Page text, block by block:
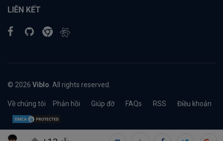
LIÊN KẾT
© 2026 Viblo . All rights reserved.
Về chúng tôi Phản hồi Giúp đỡ FAQs RSS Điều khoản